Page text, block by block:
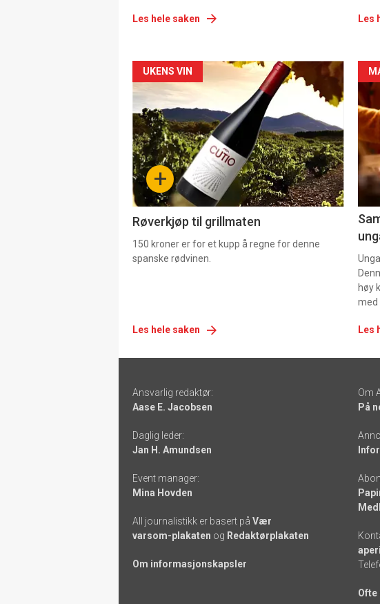
Les hele saken Les
Forsiden
akkurat
nå
-
4 +
UKENS VIN
Røverkjøp til grillmaten
150 kroner er for et kupp å regne for denne
spanske rødvinen.
Les hele saken
nå
-
5
høy
med
Les
-
links
Ansvarlig redaktør:
Aase E. Jacobsen
Daglig leder:
Jan H. Amundsen
Event manager:
Mina Hovden
All journalistikk er basert på Vær
varsom-plakaten og Redaktørplakaten
Om informasjonskapsler
Om
På
Ofte